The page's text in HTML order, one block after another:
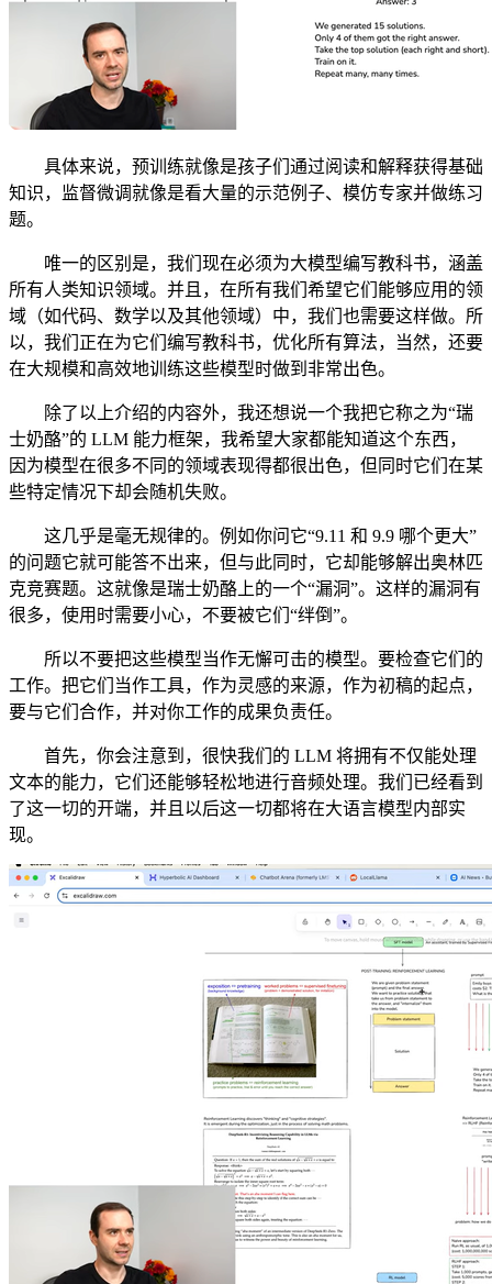
具体来说，预训练就像是孩子们通过阅读和解释获得基础
知识，监督微调就像是看大量的示范例子、模仿专家并做练习
题。
唯一的区别是，我们现在必须为大模型编写教科书，涵盖
所有人类知识领域。并且，在所有我们希望它们能够应用的领
域（如代码、数学以及其他领域）中，我们也需要这样做。所
以，我们正在为它们编写教科书，优化所有算法，当然，还要
在大规模和高效地训练这些模型时做到非常出色。
除了以上介绍的内容外，我还想说一个我把它称之为“瑞
士奶酪”的 LLM 能力框架，我希望大家都能知道这个东西，
因为模型在很多不同的领域表现得都很出色，但同时它们在某
些特定情况下却会随机失败。
这几乎是毫无规律的。例如你问它“9.11 和 9.9 哪个更大”
的问题它就可能答不出来，但与此同时，它却能够解出奥林匹
克竞赛题。这就像是瑞士奶酪上的一个“漏洞”。这样的漏洞有
很多，使用时需要小心，不要被它们“绊倒”。
所以不要把这些模型当作无懈可击的模型。要检查它们的
工作。把它们当作工具，作为灵感的来源，作为初稿的起点，
要与它们合作，并对你工作的成果负责任。
首先，你会注意到，很快我们的 LLM 将拥有不仅能处理
文本的能力，它们还能够轻松地进行音频处理。我们已经看到
了这一切的开端，并且以后这一切都将在大语言模型内部实
现。